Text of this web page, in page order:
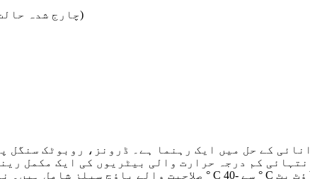
≤28mΩ(چارج شدہ حالت)